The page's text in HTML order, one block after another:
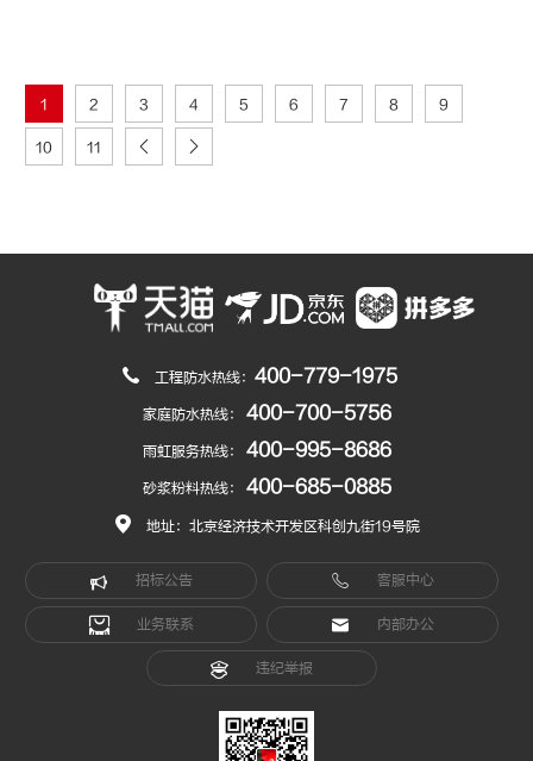
1 2 3 4 5 6 7 8 9
10 11
工程防水热线： 400-779-1975
家庭防水热线： 400-700-5756
雨虹服务热线： 400-995-8686
砂浆粉料热线： 400-685-0885
地址：北京经济技术开发区科创九街19号院
招标公告 客服中心
业务联系 内部办公
违纪举报